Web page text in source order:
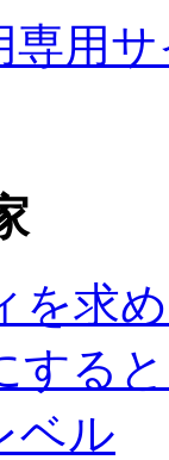
専用
を求
する
ベル